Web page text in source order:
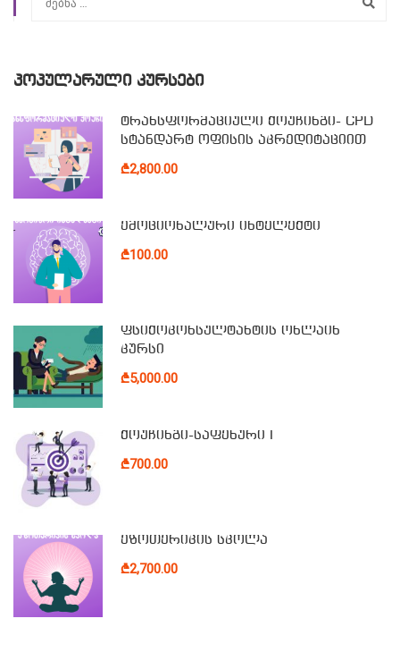
ᲞᲝᲞᲣᲚᲐᲠᲣᲚᲘ ᲙᲣᲠᲡᲔᲑᲘ
ტრანსფორმაციული ქოუჩინგი- CPD
სტანდარტ ოფისის აკრედიტაციით
₾2,800.00
ემოციონალური ინტელექტი
₾100.00
ფსიქოკონსულტანტის ონლაინ
კურსი
₾5,000.00
ქოუჩინგი-საფეხური I
₾700.00
ეზოთერიკის სკოლა
₾2,700.00